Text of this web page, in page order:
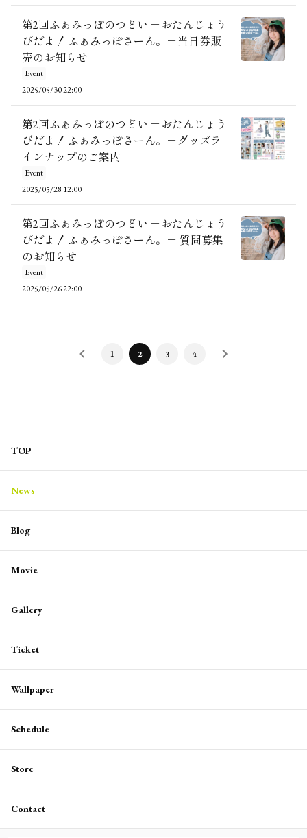
第2回ふぁみっぽのつどい －おたんじょう
びだよ！ ふぁみっぽさーん。－当日券販
売のお知らせ
Event
2025/05/30 22:00
第2回ふぁみっぽのつどい －おたんじょう
びだよ！ ふぁみっぽさーん。－グッズラ
インナップのご案内
Event
2025/05/28 12:00
第2回ふぁみっぽのつどい －おたんじょう
びだよ！ ふぁみっぽさーん。－ 質問募集
のお知らせ
Event
2025/05/26 22:00
1 2 3 4
TOP
News
Blog
Movie
Gallery
Ticket
Wallpaper
Schedule
Store
Contact